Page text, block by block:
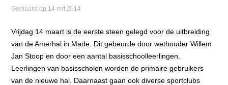
Geplaatst op 14 mrt 2014
Vrijdag 14 maart is de eerste steen gelegd voor de uitbreiding
van de Amerhal in Made. Dit gebeurde door wethouder Willem
Jan Stoop en door een aantal basisschoolleerlingen.
Leerlingen van basisscholen worden de primaire gebruikers
van de nieuwe hal. Daarnaast gaan ook diverse sportclubs